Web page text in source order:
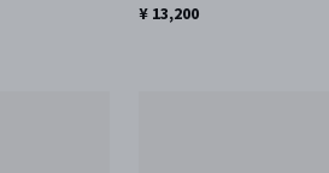
¥ 13,200